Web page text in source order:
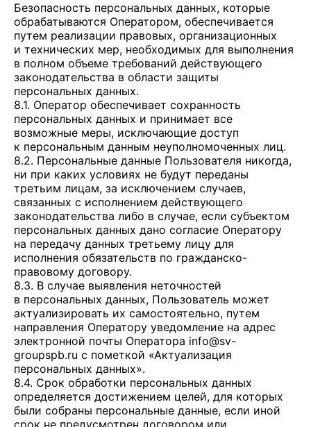
Безопасность персональных данных, которые
обрабатываются Оператором, обеспечивается
путем реализации правовых, организационных
и технических мер, необходимых для выполнения
в полном объеме требований действующего
законодательства в области защиты
персональных данных.
8.1. Оператор обеспечивает сохранность
персональных данных и принимает все
возможные меры, исключающие доступ
к персональным данным неуполномоченных лиц.
8.2. Персональные данные Пользователя никогда,
ни при каких условиях не будут переданы
третьим лицам, за исключением случаев,
связанных с исполнением действующего
законодательства либо в случае, если субъектом
персональных данных дано согласие Оператору
на передачу данных третьему лицу для
исполнения обязательств по гражданско-
правовому договору.
8.3. В случае выявления неточностей
в персональных данных, Пользователь может
актуализировать их самостоятельно, путем
направления Оператору уведомление на адрес
электронной почты Оператора info@sv-
groupspb.ru с пометкой «Актуализация
персональных данных».
8.4. Срок обработки персональных данных
определяется достижением целей, для которых
были собраны персональные данные, если иной
срок не предусмотрен договором или